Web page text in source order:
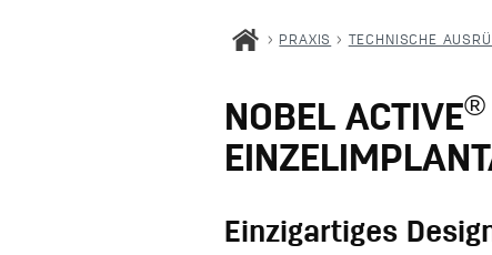
> PRAXIS > TECHNISCHE
NOBEL ACTIVE®
Einzigartiges